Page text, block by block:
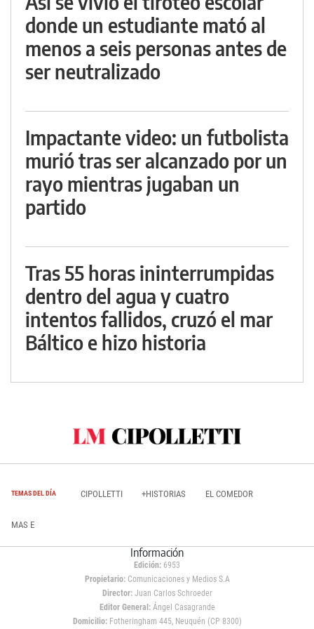
donde un estudiante mató al
menos a seis personas antes de
ser neutralizado
Impactante video: un futbolista
murió tras ser alcanzado por un
rayo mientras jugaban un
partido
Tras 55 horas ininterrumpidas
dentro del agua y cuatro
intentos fallidos, cruzó el mar
Báltico e hizo historia
TEMAS DEL DÍA CIPOLLETTI +HISTORIAS EL COMEDOR
MAS E
Información
Edición: 6953
Propietario:Comunicaciones y Medios S.A
Director: Juan Carlos Schroeder
Editor General:Ángel Casagrande
Domicilio:Fotheringham 445, Neuquén (CP 8300)